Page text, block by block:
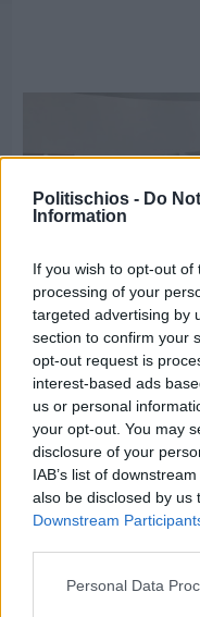
Politischios - Do
Information
If you wish to opt-out
processing of your
targeted advertising by
section to confirm your
opt-out request is
interest-based ads
us or personal
your opt-out. You may
disclosure of your
IAB’s list of
also be disclosed by us
Downstream
Personal Data
Πριν 6 ημέρες
Οι ξεχωριστές
Clementine Chios